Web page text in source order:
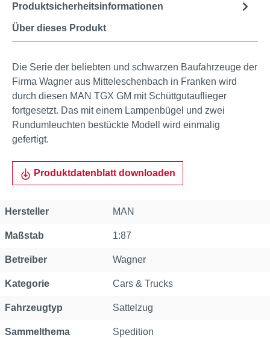
Über dieses Produkt
Produktsicherheitsinformationen
Die Serie der beliebten und schwarzen Baufahrzeuge der
Firma Wagner aus Mitteleschenbach in Franken wird
durch diesen MAN TGX GM mit Schüttgutauflieger
fortgesetzt. Das mit einem Lampenbügel und zwei
Rundumleuchten bestückte Modell wird einmalig
gefertigt.
Produktdatenblatt downloaden
Eigenschaft
Hersteller MAN
Maßstab 1:87
Betreiber Wagner
Kategorie Cars & Trucks
Fahrzeugtyp Sattelzug
Sammelthema Spedition